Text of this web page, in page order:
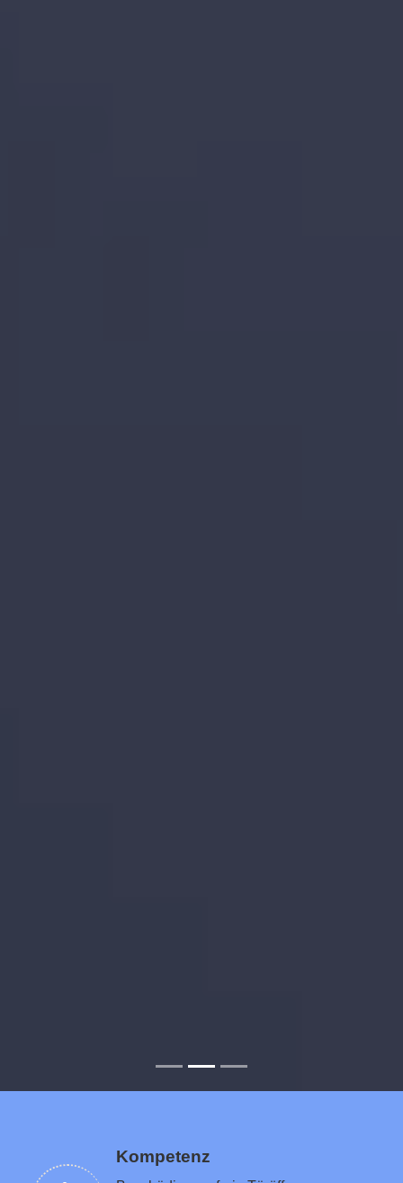
Kompetenz